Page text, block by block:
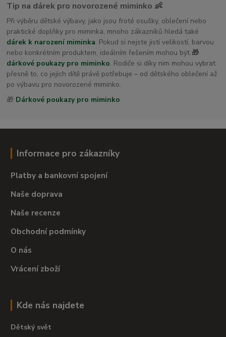
Tip na dárek pro novorozené miminko 👶
Při výběru dětské výbavy, jako jsou froté osušky, oblečení nebo
praktické doplňky pro miminka, mnoho zákazníků hledá také
dárek k narození miminka. Pokud si nejste jistí velikostí, barvou
nebo konkrétním produktem, ideálním řešením mohou být 🎁
dárkové poukazy pro miminko. Rodiče si díky nim mohou vybrat
přesně to, co jejich dítě právě potřebuje – od dětského oblečení až
po výbavu pro novorozené miminko.
🎁 Dárkové poukazy pro miminko
Informace pro zákazníky
Platby a bankovní spojení
Naše doprava
Naše recenze
Obchodní podmínky
O nás
Vrácení zboží
Kde nás najdete
Dětský svět